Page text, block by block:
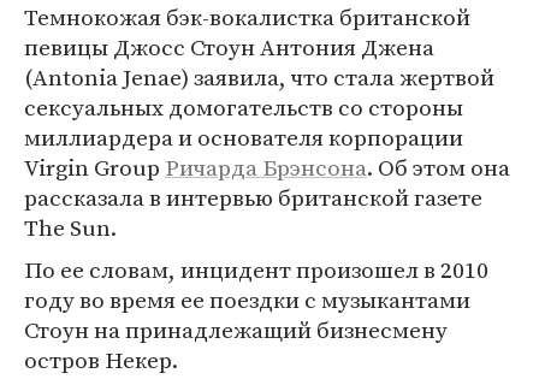
Темнокожая бэк-вокалистка британской
певицы Джосс Стоун Антония Джена
(Antonia Jenae) заявила, что стала жертвой
сексуальных домогательств со стороны
миллиардера и основателя корпорации
Virgin Group Ричарда Брэнсона. Об этом она
рассказала в интервью британской газете
The Sun.
По ее словам, инцидент произошел в 2010
году во время ее поездки с музыкантами
Стоун на принадлежащий бизнесмену
остров Некер.